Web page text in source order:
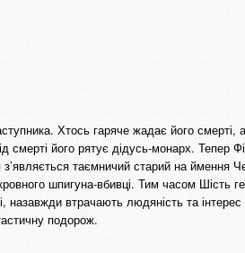
Хтось гаряче жадає його смерті,
смерті його рятує дідусь-монарх. Тепер
з’являється таємничий старий на ймення
шпигуна-вбивці. Тим часом Шість
назавжди втрачають людяність та
подорож.